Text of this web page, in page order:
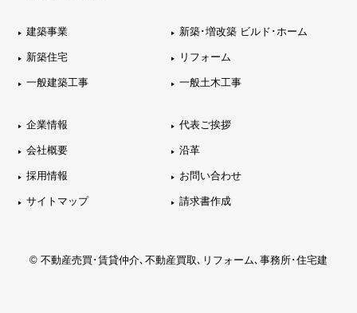
建築事業 新築･増改築 ビルド･ホーム
新築住宅 リフォーム
一般建築工事 一般土木工事
企業情報 代表ご挨拶
会社概要 沿革
採用情報 お問い合わせ
サイトマップ 請求書作成
© 不動産売買･賃貸仲介､不動産買取､リフォーム､事務所･住宅建